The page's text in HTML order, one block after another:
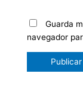
Guarda
navegador